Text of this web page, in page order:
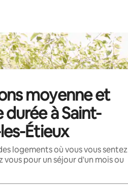
moyenne et
durée à Saint-
Étieux
logements où vous vous sentez
vous pour un séjour d'un mois ou